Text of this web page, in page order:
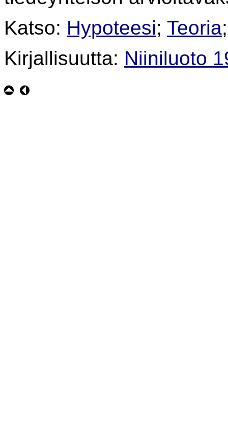
Katso: Hypoteesi; Teoria
Kirjallisuutta: Niiniluoto